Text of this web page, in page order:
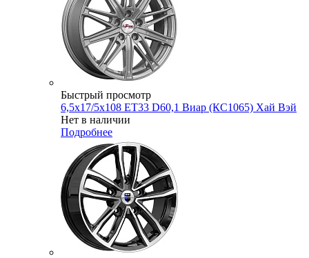
Быстрый просмотр
6,5x17/5x108 ET33 D60,1 Виар (КС1065) Хай Вэй
Нет в наличии
Подробнее